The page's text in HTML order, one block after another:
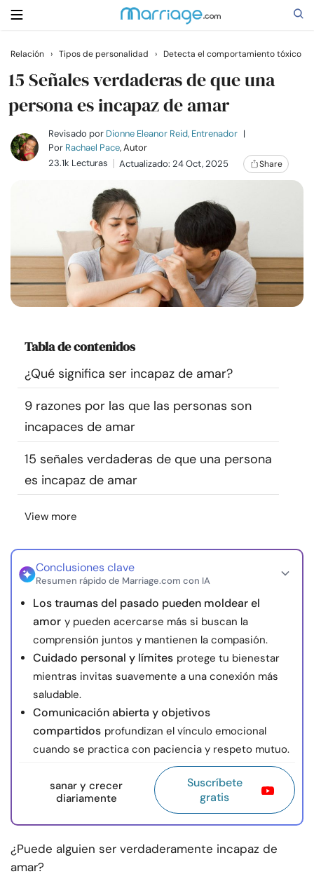
Buscar
Casarse
Relaciones
Ayuda
Cursos
Comunidad
Encuentra un terapeuta
nosotros
© Copyright 2026. Todos los derechos reservados.
Relación › Tipos de personalidad › Detecta el comportamiento tóxico
15 Señales verdaderas de que una
persona es incapaz de amar
Revisado por Dionne Eleanor Reid, Entrenador |
Por Rachael Pace, Autor
23.1k Lecturas
Actualizado: 24 Oct, 2025 Share
Tabla de contenidos
¿Qué significa ser incapaz de amar?
9 razones por las que las personas son
incapaces de amar
15 señales verdaderas de que una persona
es incapaz de amar
View more
Conclusiones clave
Resumen rápido de Marriage.com con IA
Los traumas del pasado pueden moldear el
amor y pueden acercarse más si buscan la
comprensión juntos y mantienen la compasión.
Cuidado personal y límites protege tu bienestar
mientras invitas suavemente a una conexión más
saludable.
Comunicación abierta y objetivos
compartidos profundizan el vínculo emocional
cuando se practica con paciencia y respeto mutuo.
sanar y crecer
diariamente
Suscríbete
gratis
¿Puede alguien ser verdaderamente incapaz de
amar?